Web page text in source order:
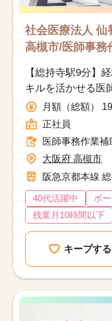
社会医療法人 仙
高槻市/医師事務
【総持寺駅9分】
キルを活かせる医
110日&残業少なめ
月額（総額）
正社員
医師事務作業補
大阪府 高槻市
阪急京都本線
40代活躍中
ボ
残業月10時間以下
キープする